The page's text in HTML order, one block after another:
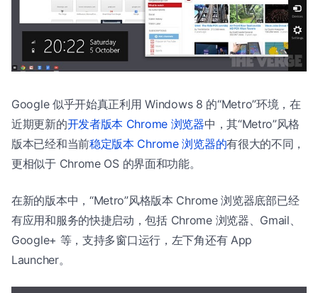
Google 似乎开始真正利用 Windows 8 的“Metro”环境，在
近期更新的开发者版本 Chrome 浏览器中，其“Metro”风格
版本已经和当前稳定版本 Chrome 浏览器的有很大的不同，
更相似于 Chrome OS 的界面和功能。
在新的版本中，“Metro”风格版本 Chrome 浏览器底部已经
有应用和服务的快捷启动，包括 Chrome 浏览器、Gmail、
Google+ 等，支持多窗口运行，左下角还有 App
Launcher。